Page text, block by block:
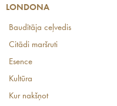
LONDONA
Baudītāja ceļvedis
Citādi maršruti
Esence
Kultūra
Kur nakšņot